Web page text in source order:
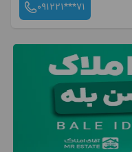
091221***71